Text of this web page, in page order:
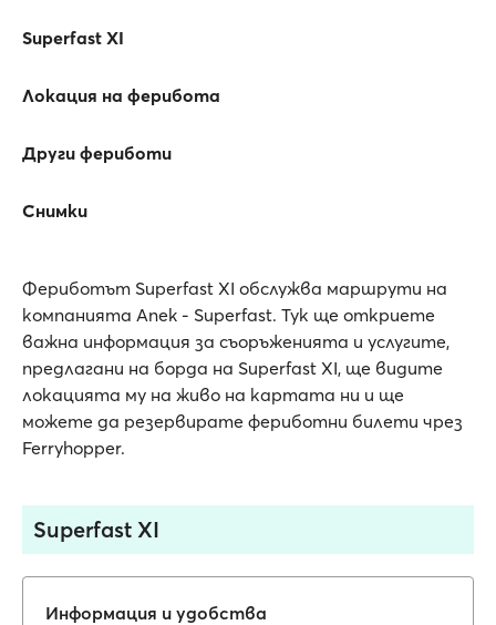
Superfast XI
Локация на ферибота
Други фериботи
Снимки
Фериботът Superfast XI обслужва маршрути на
компанията Anek - Superfast. Тук ще откриете
важна информация за съоръженията и услугите,
предлагани на борда на Superfast XI, ще видите
локацията му на живо на картата ни и ще
можете да резервирате фериботни билети чрез
Ferryhopper.
Superfast XI
Информация и удобства